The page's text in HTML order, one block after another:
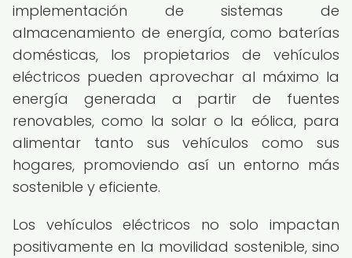
implementación de sistemas de
almacenamiento de energía, como baterías
domésticas, los propietarios de vehículos
eléctricos pueden aprovechar al máximo la
energía generada a partir de fuentes
renovables, como la solar o la eólica, para
alimentar tanto sus vehículos como sus
hogares, promoviendo así un entorno más
sostenible y eficiente.
Los vehículos eléctricos no solo impactan
positivamente en la movilidad sostenible, sino